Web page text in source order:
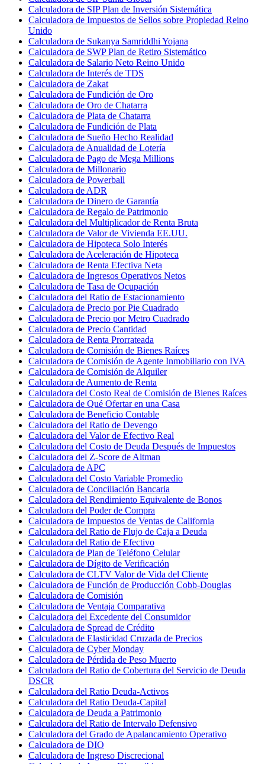
Calculadora de SIP Plan de Inversión Sistemática
Calculadora de Impuestos de Sellos sobre Propiedad Reino
Unido
Calculadora de Sukanya Samriddhi Yojana
Calculadora de SWP Plan de Retiro Sistemático
Calculadora de Salario Neto Reino Unido
Calculadora de Interés de TDS
Calculadora de Zakat
Calculadora de Fundición de Oro
Calculadora de Oro de Chatarra
Calculadora de Plata de Chatarra
Calculadora de Fundición de Plata
Calculadora de Sueño Hecho Realidad
Calculadora de Anualidad de Lotería
Calculadora de Pago de Mega Millions
Calculadora de Millonario
Calculadora de Powerball
Calculadora de ADR
Calculadora de Dinero de Garantía
Calculadora de Regalo de Patrimonio
Calculadora del Multiplicador de Renta Bruta
Calculadora de Valor de Vivienda EE.UU.
Calculadora de Hipoteca Solo Interés
Calculadora de Aceleración de Hipoteca
Calculadora de Renta Efectiva Neta
Calculadora de Ingresos Operativos Netos
Calculadora de Tasa de Ocupación
Calculadora del Ratio de Estacionamiento
Calculadora de Precio por Pie Cuadrado
Calculadora de Precio por Metro Cuadrado
Calculadora de Precio Cantidad
Calculadora de Renta Prorrateada
Calculadora de Comisión de Bienes Raíces
Calculadora de Comisión de Agente Inmobiliario con IVA
Calculadora de Comisión de Alquiler
Calculadora de Aumento de Renta
Calculadora del Costo Real de Comisión de Bienes Raíces
Calculadora de Qué Ofertar en una Casa
Calculadora de Beneficio Contable
Calculadora del Ratio de Devengo
Calculadora del Valor de Efectivo Real
Calculadora del Costo de Deuda Después de Impuestos
Calculadora del Z-Score de Altman
Calculadora de APC
Calculadora del Costo Variable Promedio
Calculadora de Conciliación Bancaria
Calculadora del Rendimiento Equivalente de Bonos
Calculadora del Poder de Compra
Calculadora de Impuestos de Ventas de California
Calculadora del Ratio de Flujo de Caja a Deuda
Calculadora del Ratio de Efectivo
Calculadora de Plan de Teléfono Celular
Calculadora de Dígito de Verificación
Calculadora de CLTV Valor de Vida del Cliente
Calculadora de Función de Producción Cobb-Douglas
Calculadora de Comisión
Calculadora de Ventaja Comparativa
Calculadora del Excedente del Consumidor
Calculadora de Spread de Crédito
Calculadora de Elasticidad Cruzada de Precios
Calculadora de Cyber Monday
Calculadora de Pérdida de Peso Muerto
Calculadora del Ratio de Cobertura del Servicio de Deuda
DSCR
Calculadora del Ratio Deuda-Activos
Calculadora del Ratio Deuda-Capital
Calculadora de Deuda a Patrimonio
Calculadora del Ratio de Intervalo Defensivo
Calculadora del Grado de Apalancamiento Operativo
Calculadora de DIO
Calculadora de Ingreso Discrecional